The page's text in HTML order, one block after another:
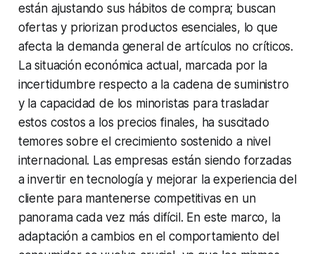
están ajustando sus hábitos de compra; buscan
ofertas y priorizan productos esenciales, lo que
afecta la demanda general de artículos no críticos.
La situación económica actual, marcada por la
incertidumbre respecto a la cadena de suministro
y la capacidad de los minoristas para trasladar
estos costos a los precios finales, ha suscitado
temores sobre el crecimiento sostenido a nivel
internacional. Las empresas están siendo forzadas
a invertir en tecnología y mejorar la experiencia del
cliente para mantenerse competitivas en un
panorama cada vez más difícil. En este marco, la
adaptación a cambios en el comportamiento del